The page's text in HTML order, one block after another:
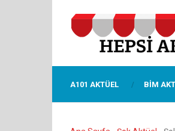
A101 AKTÜEL BIM